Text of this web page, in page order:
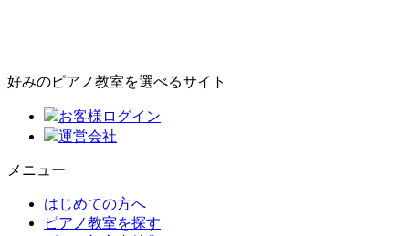
好みのピアノ教室を選べるサイト
お客様ログイン
運営会社
メニュー
はじめての方へ
ピアノ教室を探す